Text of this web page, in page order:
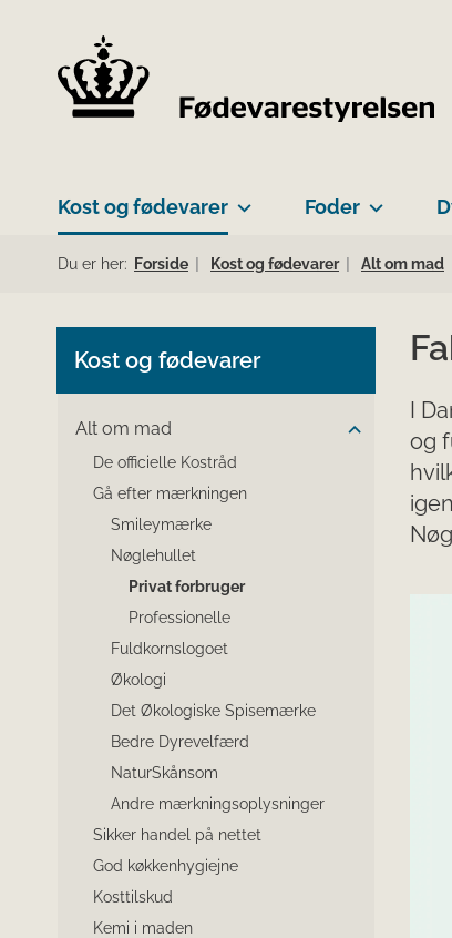
Kost og fødevarer Foder
Du er her: Forside Kost og fødevarer Alt om mad
Kost og fødevarer
Alt om mad
De officielle Kostråd
Gå efter mærkningen
Smileymærke
Nøglehullet
Privat forbruger
Professionelle
Fuldkornslogoet
Økologi
Det Økologiske Spisemærke
Bedre Dyrevelfærd
NaturSkånsom
Andre mærkningsoplysninger
Sikker handel på nettet
God køkkenhygiejne
Kosttilskud
Kemi i maden
I
og